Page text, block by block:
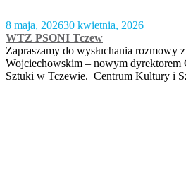
8 maja, 202630 kwietnia, 2026
WTZ PSONI Tczew
Zapraszamy do wysłuchania rozmowy z
Wojciechowskim – nowym dyrektorem
Sztuki w Tczewie. Centrum Kultury i